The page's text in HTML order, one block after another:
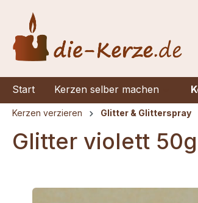
Start Kerzen selber machen
Kerzen verzieren Glitter & Glitterspray
Glitter violett 50g
Bildergalerie überspringen